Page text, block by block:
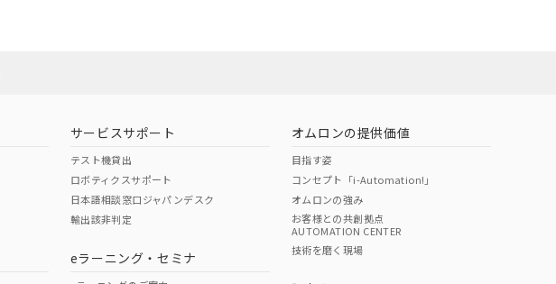
の製品の規格認証/適合状況ページへ
こちらのページからご検索ください
サービスサポート
テスト機貸出
ロボティクスサポート
日本語相談窓口ジャパンデスク
輸出該非判定
eラーニング・セミナ
オムロンの提供価値
目指す姿
コンセプト「i-Automation!」
オムロンの強み
お客様との共創拠点
AUTOMATION CENTER
技術を磨く現場